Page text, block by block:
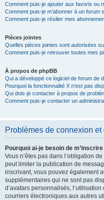
Comment puis-je ajouter aux favoris ou
Comment puis-je m’abonner à un forum
Comment puis-je résilier mes
Pièces jointes
Quelles pièces jointes sont autorisées
Comment puis-je retrouver toutes mes
À propos de phpBB
Qui a développé ce logiciel de forum de
Pourquoi la fonctionnalité X n’est pas
Qui dois-je contacter à propos de
Comment puis-je contacter un
Problèmes de connexion et
Pourquoi ai-je besoin de m’inscrire
Vous n’êtes pas dans l’obligation
peut limiter la publication de
inscrivant, vous pouvez également
supplémentaires qui ne sont pas
d’avatars personnalisés,
courriers électroniques aux autres